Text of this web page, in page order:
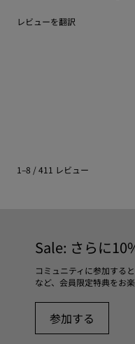
レビューを翻訳
1–8 / 411 レビュー
Sale: さらに
コミュニティに参加する
など、会員限定特典をお
参加する